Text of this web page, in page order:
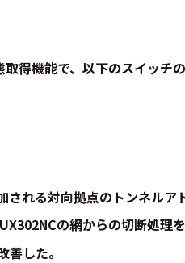
得機能で、以下のスイッチ
される対向拠点のトンネル
の網からの切断処理を
した。